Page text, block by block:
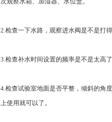
2.检查一下水路，观察进水阀是不是打
3.检查补水时间设置的频率是不是太高
4.检查试验室地面是否平整，倾斜的角
上使用就可以了。